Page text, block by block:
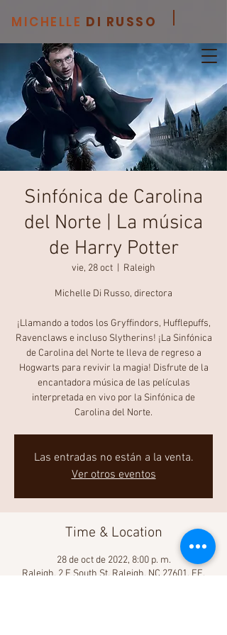
MICHELLE DI RUSSO
Sinfónica de Carolina
del Norte | La música
de Harry Potter
vie, 28 oct Raleigh
Michelle Di Russo, directora
¡Llamando a todos los Gryffindors, Hufflepuffs,
Ravenclaws e incluso Slytherins! ¡La Sinfónica
de Carolina del Norte te lleva de regreso a
Hogwarts para revivir la magia! Disfrute de la
encantadora música de las películas
interpretada en vivo por la Sinfónica de
Carolina del Norte.
Las entradas no están a la venta.
Ver otros eventos
Time & Location
28 de oct de 2022, 8:00 p. m.
Raleigh, 2 E South St, Raleigh, NC 27601, EE.